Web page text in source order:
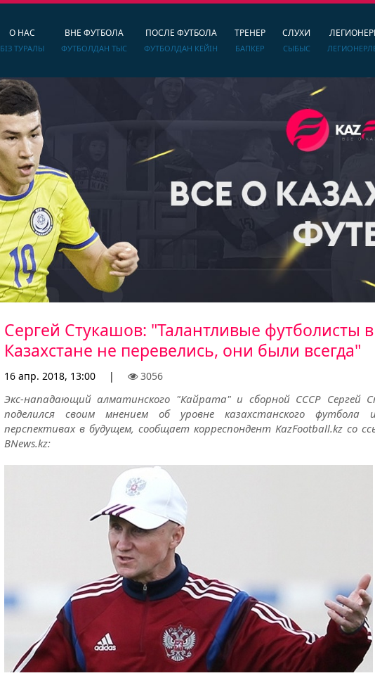
О НАС
БІЗ ТУРАЛЫ
ВНЕ ФУТБОЛА
ФУТБОЛДАН ТЫС
ПОСЛЕ ФУТБОЛА
ФУТБОЛДАН КЕЙІН
ТРЕНЕР
БАПКЕР
СЛУХИ
СЫБЫС
Сергей Стукашов: "Талантливые футболисты в
Казахстане не перевелись, они были всегда"
16 апр. 2018, 13:00 | 3056
Экс-нападающий алматинского "Кайрата" и сборной СССР Сергей
поделился своим мнением об уровне казахстанского
перспективах в будущем, сообщает корреспондент KazFootball.kz со
BNews.kz: